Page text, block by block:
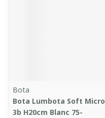
Bota
Bota Lumbota Soft Micro
3b H20cm Blanc 75-